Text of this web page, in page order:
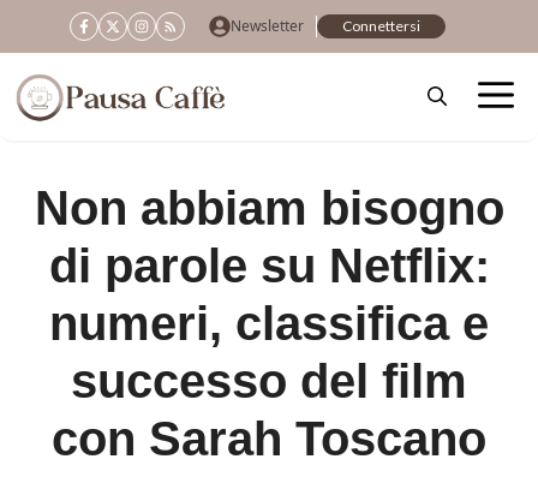
al
contenuto
Newsletter Connettersi
Non abbiam bisogno
di parole su Netflix:
numeri, classifica e
successo del film
con Sarah Toscano